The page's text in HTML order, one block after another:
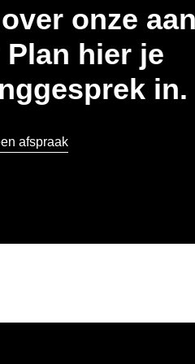
onze
hier je
in.
afspraak